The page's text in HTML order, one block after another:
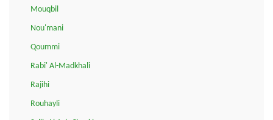
Mouqbil
Nou'mani
Qoummi
Rabi' Al-Madkhali
Rajihi
Rouhayli